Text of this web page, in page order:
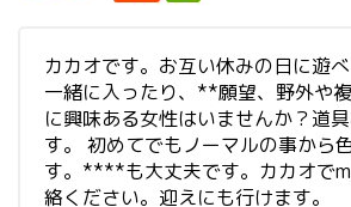
カカオです。お互い休みの日に遊
一緒に入ったり、**願望、野外や
に興味ある女性はいませんか？道
す。 初めてでもノーマルの事から
す。****も大丈夫です。カカオで
絡ください。迎えにも行けます。